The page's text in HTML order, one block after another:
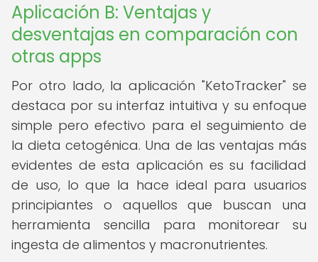
Aplicación B: Ventajas y
desventajas en comparación con
otras apps
Por otro lado, la aplicación "KetoTracker" se
destaca por su interfaz intuitiva y su enfoque
simple pero efectivo para el seguimiento de
la dieta cetogénica. Una de las ventajas más
evidentes de esta aplicación es su facilidad
de uso, lo que la hace ideal para usuarios
principiantes o aquellos que buscan una
herramienta sencilla para monitorear su
ingesta de alimentos y macronutrientes.